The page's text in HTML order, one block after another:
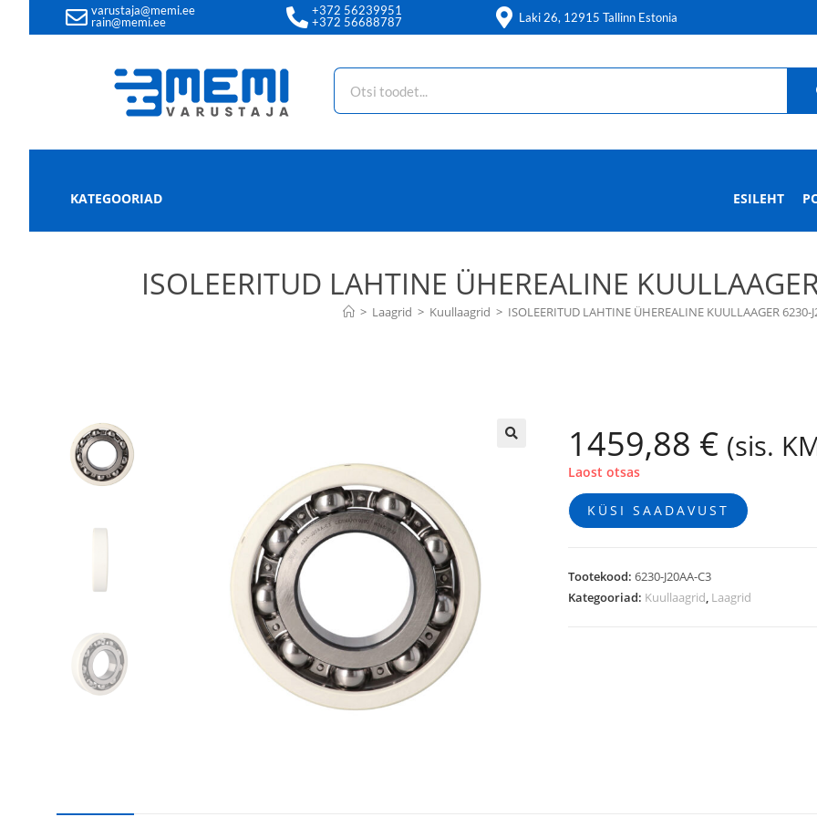
varustaja@memi.ee
rain@memi.ee
+372 56239951
+372 56688787
Laki 26, 12915 Tallinn Estonia
KATEGOORIAD ESILEHT
ISOLEERITUD LAHTINE ÜHEREALINE
> Laagrid > Kuullaagrid > ISOLEERITUD LAHTINE ÜHEREALINE KUULLAAGER 6230-
1459,88 € (sis.
Laost otsas
KÜSI SAADAVUST
Tootekood:6230-J20AA-C3
Kategooriad: Kuullaagrid, Laagrid